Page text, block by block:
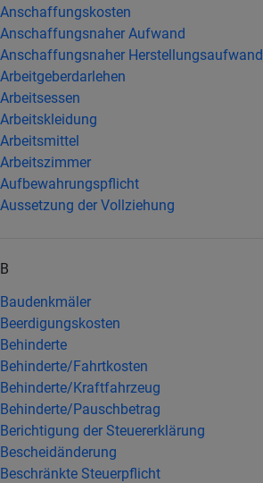
Anschaffungskosten
Anschaffungsnaher Aufwand
Anschaffungsnaher Herstellungsaufwand
Arbeitgeberdarlehen
Arbeitsessen
Arbeitskleidung
Arbeitsmittel
Arbeitszimmer
Aufbewahrungspflicht
Aussetzung der Vollziehung
B
Baudenkmäler
Beerdigungskosten
Behinderte
Behinderte/Fahrtkosten
Behinderte/Kraftfahrzeug
Behinderte/Pauschbetrag
Berichtigung der Steuererklärung
Bescheidänderung
Beschränkte Steuerpflicht